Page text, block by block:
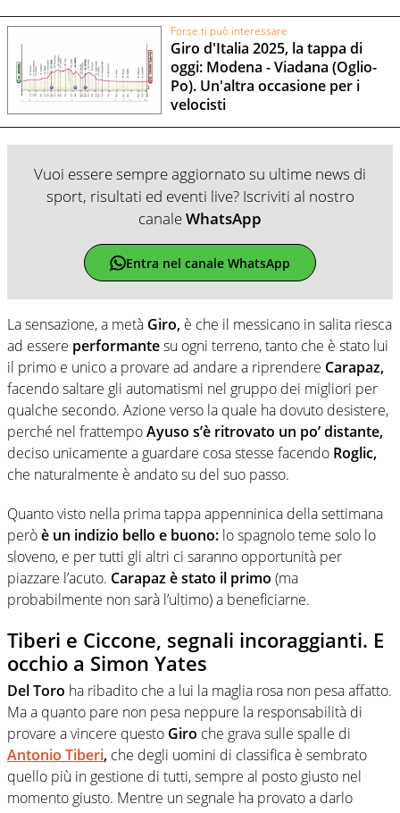
Forse ti può interessare
Giro d'Italia 2025, la tappa di
oggi: Modena - Viadana (Oglio-
Po). Un'altra occasione per i
velocisti
Vuoi essere sempre aggiornato su ultime news di
sport, risultati ed eventi live? Iscriviti al nostro
canaleWhatsApp
Entra nel canale WhatsApp
La sensazione, a metà Giro, è che il messicano in salita riesca
ad essere performantesu ogni terreno, tanto che è stato lui
il primo e unico a provare ad andare a riprendere Carapaz,
facendo saltare gli automatismi nel gruppo dei migliori per
qualche secondo. Azione verso la quale ha dovuto desistere,
perché nel frattempoAyuso s’è ritrovato un po’ distante,
deciso unicamente a guardare cosa stesse facendo Roglic,
che naturalmente è andato su del suo passo.
Quanto visto nella prima tappa appenninica della settimana
peròè un indizio bello e buono: lo spagnolo teme solo lo
sloveno, e per tutti gli altri ci saranno opportunità per
piazzare l’acuto. Carapaz è stato il primo (ma
probabilmente non sarà l’ultimo) a beneficiarne.
Tiberi e Ciccone, segnali incoraggianti. E
occhio a Simon Yates
Del Toro ha ribadito che a lui la maglia rosa non pesa affatto.
Ma a quanto pare non pesa neppure la responsabilità di
provare a vincere questo Giro che grava sulle spalle di
Antonio Tiberi, che degli uomini di classifica è sembrato
quello più in gestione di tutti, sempre al posto giusto nel
momento giusto. Mentre un segnale ha provato a darlo